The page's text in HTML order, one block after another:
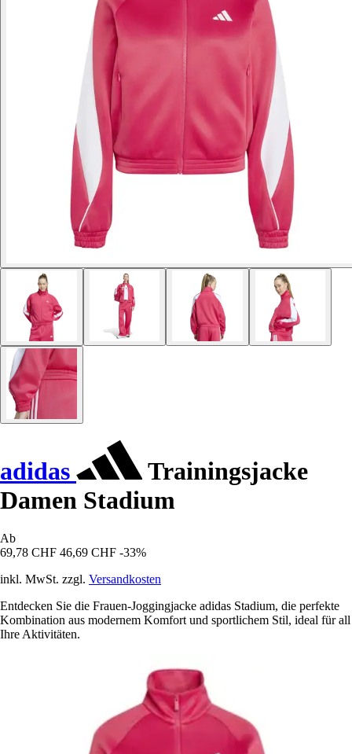
adidas
Trainingsjacke
Damen Stadium
Ab
69,78 CHF 46,69 CHF -33%
inkl. MwSt. zzgl. Versandkosten
Entdecken Sie die Frauen-Joggingjacke adidas Stadium, die perfekte
Kombination aus modernem Komfort und sportlichem Stil, ideal für all
Ihre Aktivitäten.